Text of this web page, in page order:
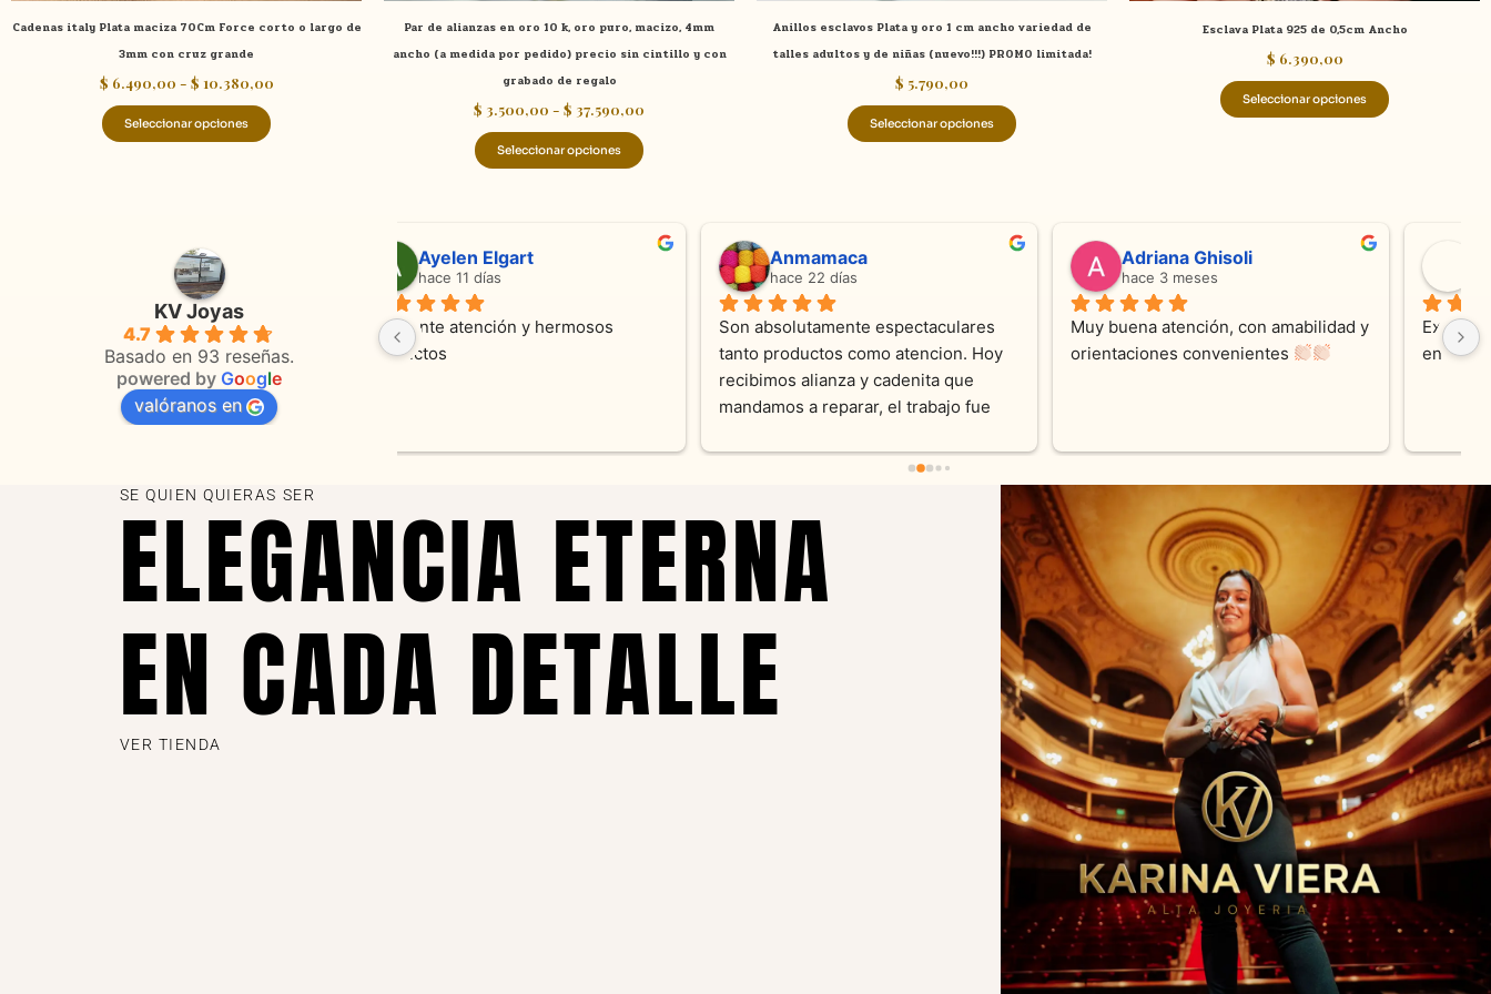
Cadenas italy Plata maciza 70Cm Force corto o largo de
3mm con cruz grande
$ 6.490,00 - $ 10.380,00
Seleccionar opciones
de
producto
Par de alianzas en oro 10 k, oro puro, macizo, 4mm
ancho (a medida por pedido) precio sin cintillo y con
grabado de regalo
$ 3.500,00 - $ 37.590,00
Seleccionar opciones
de
producto
Anillos esclavos Plata y oro 1 cm ancho variedad de
talles adultos y de niñas (nuevo!!!) PROMO limitada!
$ 5.790,00
Seleccionar opciones
de
producto
Esclava Plata 925 de 0,5cm Ancho
$ 6.390,00
Seleccionar opciones
de
producto
KV Joyas
4.7
Basado en 93 reseñas.
powered by Google
valóranos en
Adriana Ghisoli
hace 3 meses
Muy buena atención, con amabilidad y
orientaciones convenientes
Sandra Ramos
hace 4 meses
Excelente atención !!!!!Nos asesoraron
en todo momento con dedicación.
Laura A
hace 5 meses
Desde el inicio soy clienta de KV
Joyas y siempre muy conforme con
sus productos. Una Belleza cada
pieza y siempre satisfecha con los
recomendable
valentina silva
hace 5 meses
Muy linda atención, me encanta!!!Es la
segunda vez q compro, siempre
SE QUIEN QUIERAS SER
ELEGANCIA ETERNA
EN CADA DETALLE
VER TIENDA